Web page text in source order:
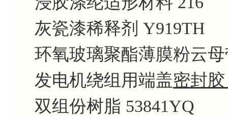
灰瓷漆稀释剂 Y919TH
环氧玻璃聚酯薄膜粉云母
发电机绕组用端盖密封胶
双组份树脂 53841YQ